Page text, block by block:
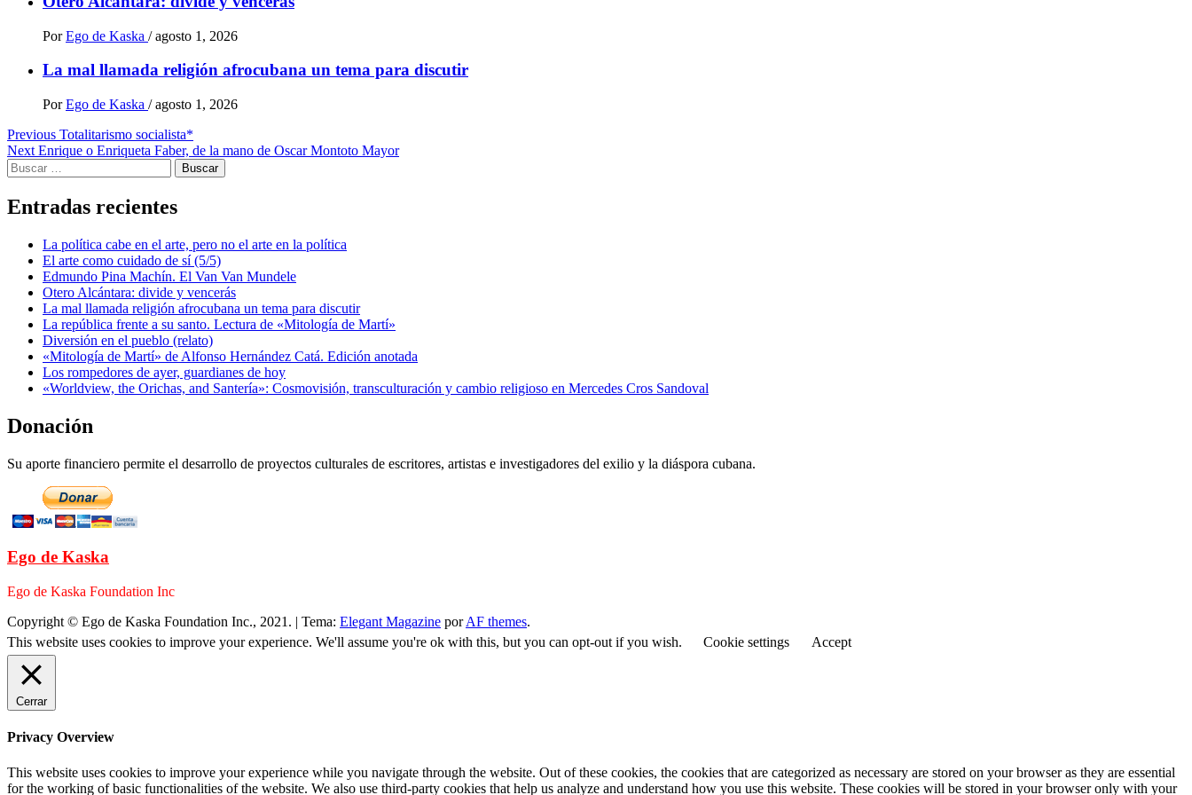
Por Ego de Kaska / agosto 1, 2026
La mal llamada religión afrocubana un tema para discutir
Por Ego de Kaska / agosto 1, 2026
Post
navigation
Previous Totalitarismo socialista*
Next Enrique o Enriqueta Faber, de la mano de Oscar Montoto Mayor
Buscar:
Entradas recientes
La política cabe en el arte, pero no el arte en la política
El arte como cuidado de sí (5/5)
Edmundo Pina Machín. El Van Van Mundele
Otero Alcántara: divide y vencerás
La mal llamada religión afrocubana un tema para discutir
La república frente a su santo. Lectura de «Mitología de Martí»
Diversión en el pueblo (relato)
«Mitología de Martí» de Alfonso Hernández Catá. Edición anotada
Los rompedores de ayer, guardianes de hoy
«Worldview, the Orichas, and Santería»: Cosmovisión, transculturación y cambio religioso en Mercedes Cros Sandoval
Donación
Su aporte financiero permite el desarrollo de proyectos culturales de escritores, artistas e investigadores del exilio y la diáspora cubana.
Ego de Kaska
Ego de Kaska Foundation Inc
Copyright © Ego de Kaska Foundation Inc., 2021. | Tema: Elegant Magazine porAF themes.
This website uses cookies to improve your experience. We'll assume you're ok with this, but you can opt-out if you wish.
Cookie settings Accept
Cerrar
Privacy Overview
This website uses cookies to improve your experience while you navigate through the website. Out of these cookies, the cookies that are categorized as necessary are stored on your browser as they are essential
for the working of basic functionalities of the website. We also use third-party cookies that help us analyze and understand how you use this website. These cookies will be stored in your browser only with your